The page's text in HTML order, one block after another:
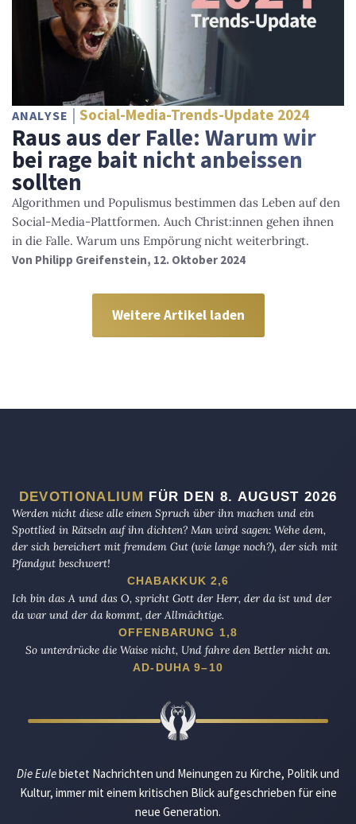
ANALYSE Social-Media-Trends-Update 2024
Raus aus der Falle: Warum wir
bei rage bait nicht anbeissen
sollten
Algorithmen und Populismus bestimmen das Leben auf den
Social-Media-Plattformen. Auch Christ:innen gehen ihnen
in die Falle. Warum uns Empörung nicht weiterbringt.
Von Philipp Greifenstein, 12. Oktober 2024
Weitere Artikel laden
DEVOTIONALIUM FÜR DEN 8. AUGUST 2026
Werden nicht diese alle einen Spruch über ihn machen und ein
Spottlied in Rätseln auf ihn dichten? Man wird sagen: Wehe dem,
der sich bereichert mit fremdem Gut (wie lange noch?), der sich mit
Pfandgut beschwert!
CHABAKKUK 2,6
Ich bin das A und das O, spricht Gott der Herr, der da ist und der
da war und der da kommt, der Allmächtige.
OFFENBARUNG 1,8
So unterdrücke die Waise nicht, Und fahre den Bettler nicht an.
AD-DUHA 9–10
Die Eulebietet Nachrichten und Meinungen zu Kirche, Politik und
Kultur, immer mit einem kritischen Blick aufgeschrieben für eine
neue Generation.